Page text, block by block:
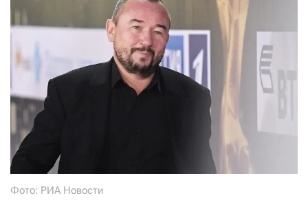
Фото: РИА Новости